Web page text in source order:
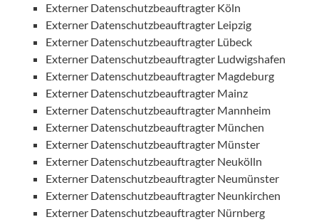
Externer Datenschutzbeauftragter Köln
Externer Datenschutzbeauftragter Leipzig
Externer Datenschutzbeauftragter Lübeck
Externer Datenschutzbeauftragter Ludwigshafen
Externer Datenschutzbeauftragter Magdeburg
Externer Datenschutzbeauftragter Mainz
Externer Datenschutzbeauftragter Mannheim
Externer Datenschutzbeauftragter München
Externer Datenschutzbeauftragter Münster
Externer Datenschutzbeauftragter Neukölln
Externer Datenschutzbeauftragter Neumünster
Externer Datenschutzbeauftragter Neunkirchen
Externer Datenschutzbeauftragter Nürnberg